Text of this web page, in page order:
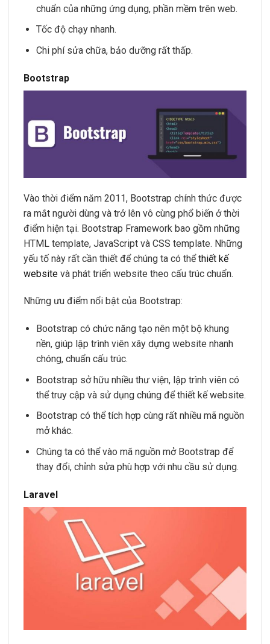
chuẩn của những ứng dụng, phần mềm trên web.
Tốc độ chạy nhanh.
Chi phí sửa chữa, bảo dưỡng rất thấp.
Bootstrap
Vào thời điểm năm 2011, Bootstrap chính thức được
ra mắt người dùng và trở lên vô cùng phổ biến ở thời
điểm hiện tại. Bootstrap Framework bao gồm những
HTML template, JavaScript và CSS template. Những
yếu tố này rất cần thiết để chúng ta có thểthiết kế
website và phát triển website theo cấu trúc chuẩn.
Những ưu điểm nổi bật của Bootstrap:
Bootstrap có chức năng tạo nên một bộ khung
nền, giúp lập trình viên xây dựng website nhanh
chóng, chuẩn cấu trúc.
Bootstrap sở hữu nhiều thư viện, lập trình viên có
thể truy cập và sử dụng chúng để thiết kế website.
Bootstrap có thể tích hợp cùng rất nhiều mã nguồn
mở khác.
Chúng ta có thể vào mã nguồn mở Bootstrap để
thay đổi, chỉnh sửa phù hợp với nhu cầu sử dụng.
Laravel